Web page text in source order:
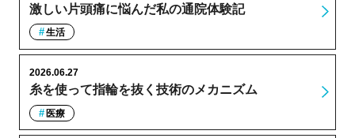
激しい片頭痛に悩んだ私の通院体験記
生活
糸を使って指輪を抜く技術のメカニズム
2026.06.27
医療